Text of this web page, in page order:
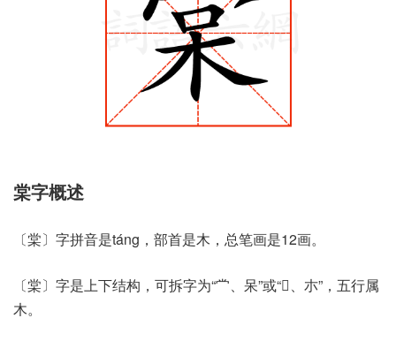
棠字概述
〔棠〕字拼音是táng，部首是木，总笔画是12画。
〔棠〕字是上下结构，可拆字为“龸、呆”或“𫩠、朩”，五行属
木。